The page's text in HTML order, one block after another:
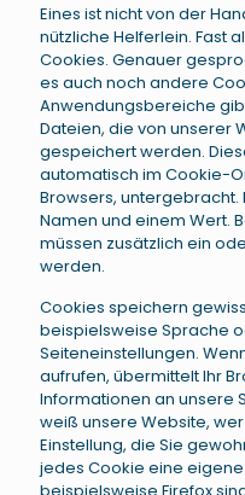
Eines ist nicht von der
nützliche Helferlein. Fast
Cookies. Genauer
es auch noch andere
Anwendungsbereiche
Dateien, die von unserer
gespeichert werden.
automatisch im Cookie-
Browsers, untergebracht.
Namen und einem Wert.
müssen zusätzlich ein
werden.
Cookies speichern
beispielsweise Sprache
Seiteneinstellungen.
aufrufen, übermittelt Ihr
Informationen an unsere
weiß unsere Website,
Einstellung, die Sie
jedes Cookie eine
beispielsweise Firefox